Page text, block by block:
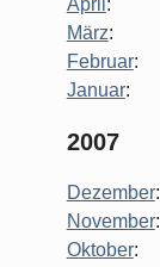
April :
März:
Februar:
Januar:
2007
Dezember:
November:
Oktober: